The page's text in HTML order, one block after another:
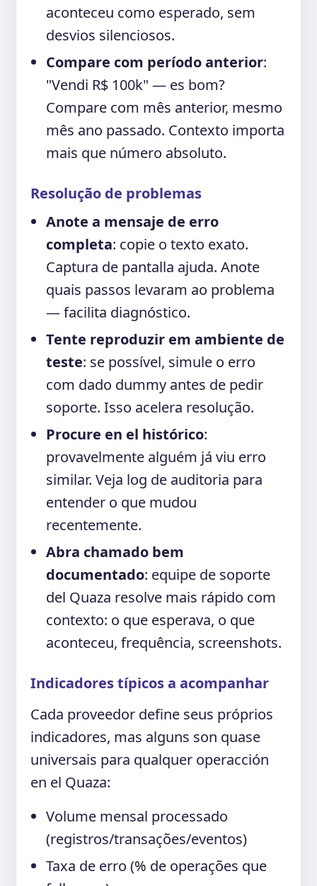
aconteceu como esperado, sem
desvios silenciosos.
Compare com período anterior:
"Vendi R$ 100k" — es bom?
Compare com mês anterior, mesmo
mês ano passado. Contexto importa
mais que número absoluto.
Resolução de problemas
Anote a mensaje de erro
completa: copie o texto exato.
Captura de pantalla ajuda. Anote
quais passos levaram ao problema
— facilita diagnóstico.
Tente reproduzir em ambiente de
teste: se possível, simule o erro
com dado dummy antes de pedir
soporte. Isso acelera resolução.
Procure en el histórico:
provavelmente alguém já viu erro
similar. Veja log de auditoria para
entender o que mudou
recentemente.
Abra chamado bem
documentado: equipe de soporte
del Quaza resolve mais rápido com
contexto: o que esperava, o que
aconteceu, frequência, screenshots.
Indicadores típicos a acompanhar
Cada proveedor define seus próprios
indicadores, mas alguns son quase
universais para qualquer operacción
en el Quaza:
Volume mensal processado
(registros/transações/eventos)
Taxa de erro (% de operações que